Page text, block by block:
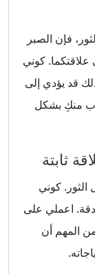
فإن الصبر
علاقتكما. كوني
قد يؤدي إلى
منكِ بشكل
كوني
اعملي على
المهم أن